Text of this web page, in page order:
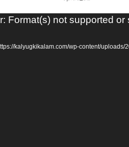
Format(s) not supported or
kalyugkikalam.com/wp-content/